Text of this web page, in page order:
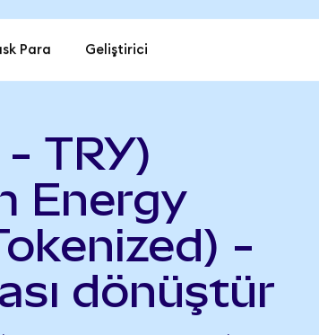
Para Geliştirici
- TRY)
Energy
-
dönüştür